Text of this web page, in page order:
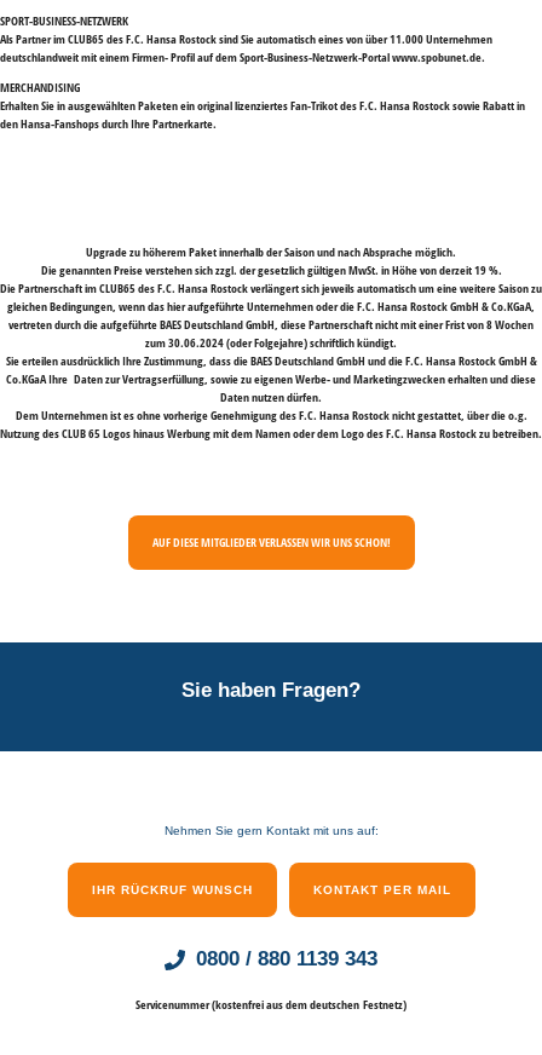
SPORT-BUSINESS-NETZWERK
Als Partner im CLUB65 des F.C. Hansa Rostock sind Sie automatisch eines von über 11.000 Unternehmen
deutschlandweit mit einem Firmen- Profil auf dem Sport-Business-Netzwerk-Portal www.spobunet.de.
MERCHANDISING
Erhalten Sie in ausgewählten Paketen ein original lizenziertes Fan-Trikot des F.C. Hansa Rostock sowie Rabatt in
den Hansa-Fanshops durch Ihre Partnerkarte.
Upgrade zu höherem Paket innerhalb der Saison und nach Absprache möglich.
Die genannten Preise verstehen sich zzgl. der gesetzlich gültigen MwSt. in Höhe von derzeit 19 %.
Die Partnerschaft im CLUB65 des F.C. Hansa Rostock verlängert sich jeweils automatisch um eine weitere Saison zu
gleichen Bedingungen, wenn das hier aufgeführte Unternehmen oder die F.C. Hansa Rostock GmbH & Co.KGaA,
vertreten durch die aufgeführte BAES Deutschland GmbH, diese Partnerschaft nicht mit einer Frist von 8 Wochen
zum 30.06.2024 (oder Folgejahre) schriftlich kündigt.
Sie erteilen ausdrücklich Ihre Zustimmung, dass die BAES Deutschland GmbH und die F.C. Hansa Rostock GmbH &
Co.KGaA Ihre Daten zur Vertragserfüllung, sowie zu eigenen Werbe- und Marketingzwecken erhalten und diese
Daten nutzen dürfen.
Dem Unternehmen ist es ohne vorherige Genehmigung des F.C. Hansa Rostock nicht gestattet, über die o.g.
Nutzung des CLUB 65 Logos hinaus Werbung mit dem Namen oder dem Logo des F.C. Hansa Rostock zu betreiben.
AUF DIESE MITGLIEDER VERLASSEN WIR UNS SCHON!
Sie haben Fragen?
Nehmen Sie gern Kontakt mit uns auf:
IHR RÜCKRUF WUNSCH KONTAKT PER MAIL
0800 / 880 1139 343
Servicenummer (kostenfrei aus dem deutschen Festnetz)